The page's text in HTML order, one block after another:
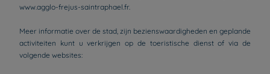
www.agglo-frejus-saintraphael.fr.
Meer informatie over de stad, zijn bezienswaardigheden en geplande
activiteiten kunt u verkrijgen op de toeristische dienst of via de
volgende websites: